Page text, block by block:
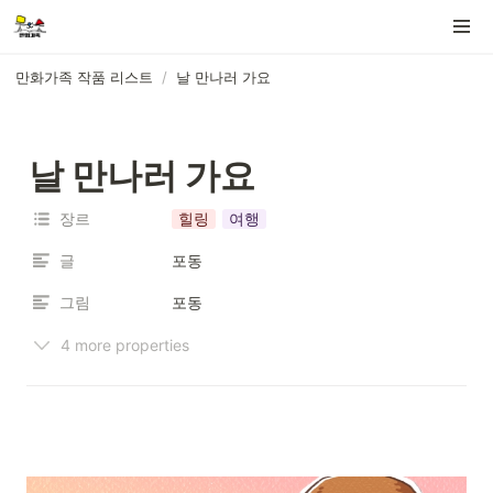
만화가족 작품 리스트 / 날 만나러 가요
날 만나러 가요
장르 힐링 여행
글 포동
그림 포동
4 more properties